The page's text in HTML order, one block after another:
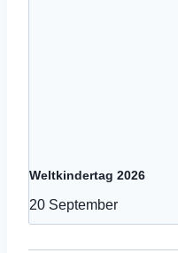
Weltkindertag 2026
20 September